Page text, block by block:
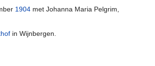
1904 met Johanna Maria Pelgrim,
in Wijnbergen.